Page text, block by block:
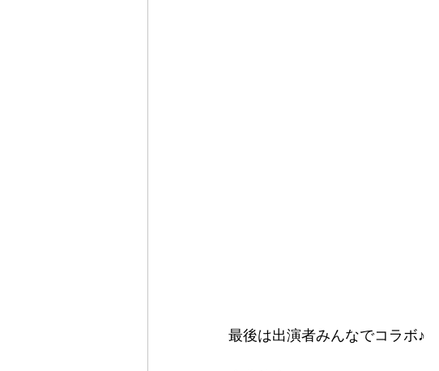
最後は出演者みんなでコラボ♪